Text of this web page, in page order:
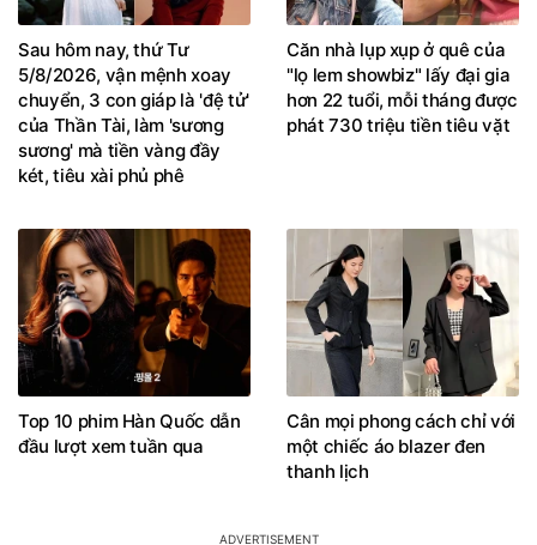
Sau hôm nay, thứ Tư
5/8/2026, vận mệnh xoay
chuyển, 3 con giáp là 'đệ tử'
của Thần Tài, làm 'sương
sương' mà tiền vàng đầy
két, tiêu xài phủ phê
Căn nhà lụp xụp ở quê của
"lọ lem showbiz" lấy đại gia
hơn 22 tuổi, mỗi tháng được
phát 730 triệu tiền tiêu vặt
Top 10 phim Hàn Quốc dẫn
đầu lượt xem tuần qua
Cân mọi phong cách chỉ với
một chiếc áo blazer đen
thanh lịch